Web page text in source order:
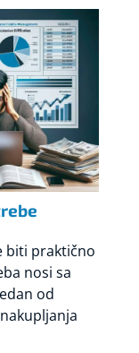
biti praktično
nosi sa
od